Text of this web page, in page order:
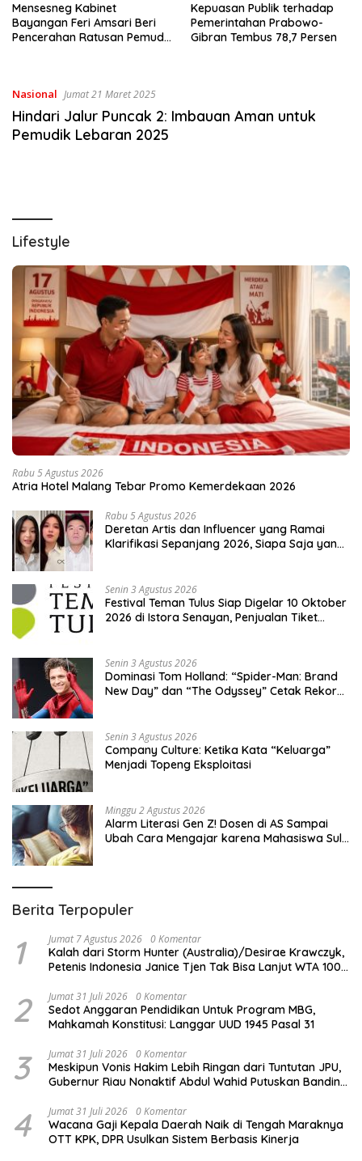
Mensesneg Kabinet
Bayangan Feri Amsari Beri
Pencerahan Ratusan Pemuda
Kepuasan Publik terhadap
Pemerintahan Prabowo-
Gibran Tembus 78,7 Persen
Nasional Jumat 21 Maret 2025
Hindari Jalur Puncak 2: Imbauan Aman untuk
Pemudik Lebaran 2025
Lifestyle
Rabu 5 Agustus 2026
Atria Hotel Malang Tebar Promo Kemerdekaan 2026
Rabu 5 Agustus 2026
Deretan Artis dan Influencer yang Ramai
Klarifikasi Sepanjang 2026, Siapa Saja yang
Senin 3 Agustus 2026
Festival Teman Tulus Siap Digelar 10 Oktober
2026 di Istora Senayan, Penjualan Tiket
Senin 3 Agustus 2026
Dominasi Tom Holland: “Spider-Man: Brand
New Day” dan “The Odyssey” Cetak Rekor
Senin 3 Agustus 2026
Company Culture: Ketika Kata “Keluarga”
Menjadi Topeng Eksploitasi
Minggu 2 Agustus 2026
Alarm Literasi Gen Z! Dosen di AS Sampai
Ubah Cara Mengajar karena Mahasiswa Sulit
Berita Terpopuler
1 Jumat 7 Agustus 2026 0 Komentar
Kalah dari Storm Hunter (Australia)/Desirae Krawczyk,
Petenis Indonesia Janice Tjen Tak Bisa Lanjut WTA 1000
2 Jumat 31 Juli 2026 0 Komentar
Sedot Anggaran Pendidikan Untuk Program MBG,
Mahkamah Konstitusi: Langgar UUD 1945 Pasal 31
3 Jumat 31 Juli 2026 0 Komentar
Meskipun Vonis Hakim Lebih Ringan dari Tuntutan JPU,
Gubernur Riau Nonaktif Abdul Wahid Putuskan Banding
4 Jumat 31 Juli 2026 0 Komentar
Wacana Gaji Kepala Daerah Naik di Tengah Maraknya
OTT KPK, DPR Usulkan Sistem Berbasis Kinerja